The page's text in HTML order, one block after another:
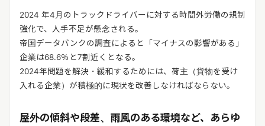
2024 年4月のトラックドライバーに対する時間外労働の規制
強化で、人手不足が懸念される。
帝国データバンクの調査によると「マイナスの影響がある」
企業は68.6％と7割近くとなる。
2024年問題を解決・緩和するためには、荷主（貨物を受け
入れる企業）が積極的に現状を改善しなければならない。
屋外の傾斜や段差、雨風のある環境など、あらゆ